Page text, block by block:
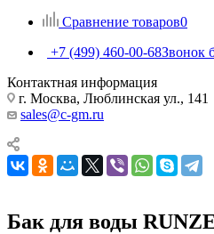
Сравнение товаров0
+7 (499) 460-00-68Звонок
Контактная информация
г. Москва, Люблинская ул., 141
sales@c-gm.ru
Бак для воды